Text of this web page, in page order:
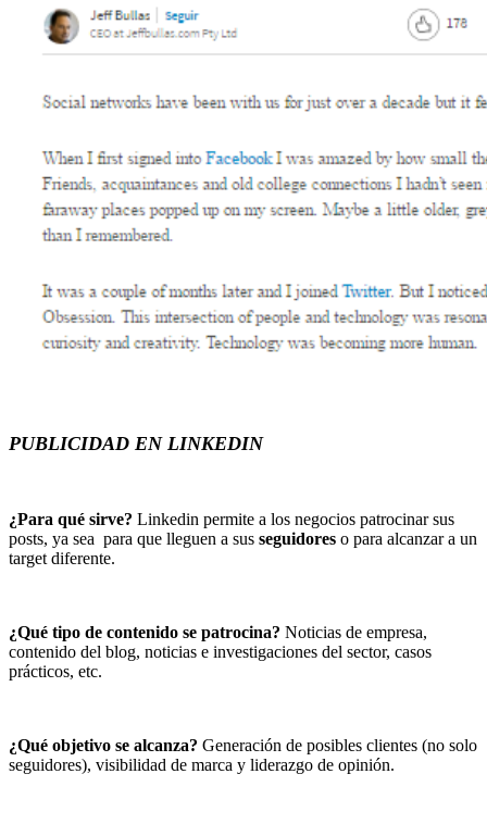
PUBLICIDAD EN LINKEDIN
¿Para qué sirve? Linkedin permite a los negocios patrocinar sus
posts, ya sea para que lleguen a sus seguidores o para alcanzar a un
target diferente.
¿Qué tipo de contenido se patrocina? Noticias de empresa,
contenido del blog, noticias e investigaciones del sector, casos
prácticos, etc.
¿Qué objetivo se alcanza? Generación de posibles clientes (no solo
seguidores), visibilidad de marca y liderazgo de opinión.